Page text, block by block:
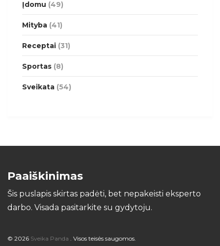
Įdomu (49)
Mityba (41)
Receptai (31)
Sportas (8)
Sveikata (54)
Paaiškinimas
Šis puslapis skirtas padėti, bet nepakeisti eksperto
darbo. Visada pasitarkite su gydytoju.
© 2026 Sveika Panda . Visos teisės saugomos.